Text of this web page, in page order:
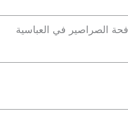
الصراصير في العباسية